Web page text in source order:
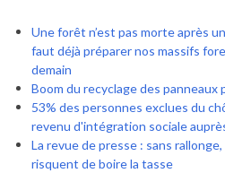
Une forêt n’est pas morte après
faut déjà préparer nos massifs
demain
Boom du recyclage des
53% des personnes exclues du
revenu d'intégration sociale
La revue de presse : sans
risquent de boire la tasse